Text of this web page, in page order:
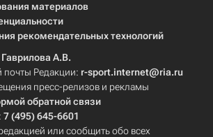
материалов
рекомендательных технологий
Гаврилова А.В.
почты Редакции: r-sport.internet@ria.ru
пресс-релизов и рекламы
обратной связи
7 (495) 645-6601
или сообщить обо всех